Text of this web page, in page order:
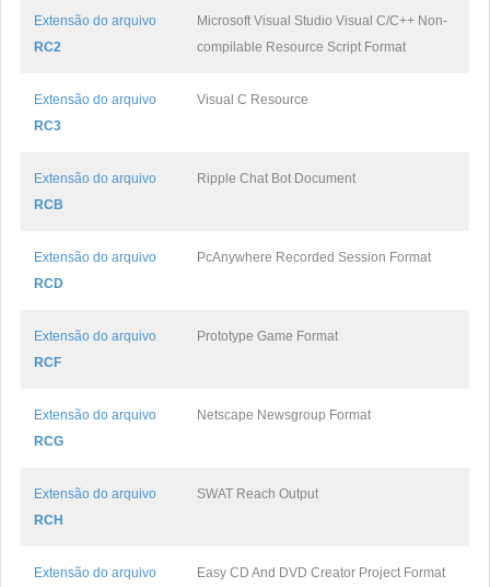
Extensão do arquivo
RC2
Microsoft Visual Studio Visual C/C++ Non-
compilable Resource Script Format
Extensão do arquivo
RC3
Visual C Resource
Extensão do arquivo
RCB
Ripple Chat Bot Document
Extensão do arquivo
RCD
PcAnywhere Recorded Session Format
Extensão do arquivo
RCF
Prototype Game Format
Extensão do arquivo
RCG
Netscape Newsgroup Format
Extensão do arquivo
RCH
SWAT Reach Output
Extensão do arquivo Easy CD And DVD Creator Project Format